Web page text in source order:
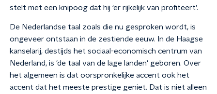
stelt met een knipoog dat hij ‘er rijkelijk van profiteert’.
De Nederlandse taal zoals die nu gesproken wordt, is
ongeveer ontstaan in de zestiende eeuw. In de Haagse
kanselarij, destijds het sociaal-economisch centrum van
Nederland, is ‘de taal van de lage landen’ geboren. Over
het algemeen is dat oorspronkelijke accent ook het
accent dat het meeste prestige geniet. Dat is niet alleen